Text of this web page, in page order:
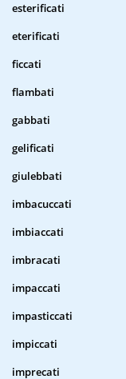
esterificati
eterificati
ficcati
flambati
gabbati
gelificati
giulebbati
imbacuccati
imbiaccati
imbracati
impaccati
impasticcati
impiccati
imprecati